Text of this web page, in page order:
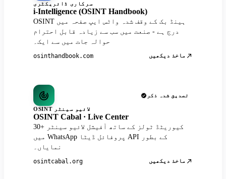
سرکاری ڈائریکٹری
i-Intelligence (OSINT Handbook)
OSINT ہینڈ بک کے وقف شدہ واٹس ایپ صفحہ میں
درج ہے - صنعت میں سب سے زیادہ قابل احترام
حوالہ جات میں سے ایک۔
osinthandbook.com ماخذ دیکھیں
تصدیق شدہ ذکر
OSINT لائیو سینٹر
OSINT Cabal · Live Center
30+ کیوریٹڈ ٹولز کے ساتھ آفیشل لائیو سینٹر
میں WhatsApp پروفائل ڈیٹا API کے بطور
نمایاں۔
osintcabal.org ماخذ دیکھیں